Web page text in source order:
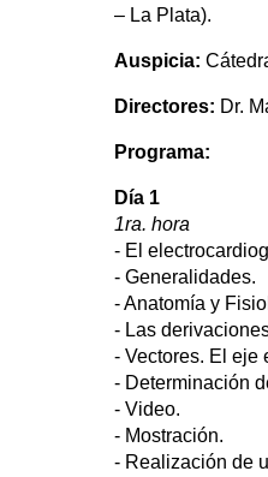
– La Plata).
Auspicia:
Directores: Dr.
Programa:
Día 1
1ra. hora
- El
- Generalidades.
- Anatomía y
- Las
- Vectores. El eje
- Determinación
- Video.
- Mostración.
- Realización de